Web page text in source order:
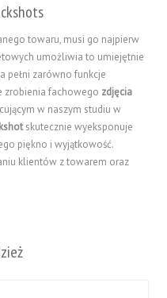
towaru, musi go najpierw
umożliwia to umiejętnie
pełni zarówno funkcje
zrobienia fachowego zdjęcia
w naszym studiu w
skutecznie wyeksponuje
piękno i wyjątkowość.
klientów z towarem oraz